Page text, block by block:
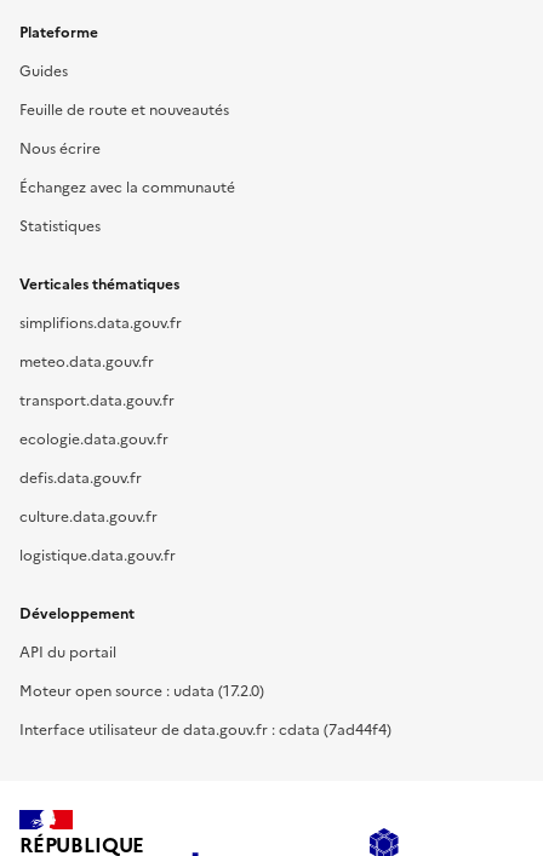
Plateforme
Guides
Feuille de route et nouveautés
Nous écrire
Échangez avec la communauté
Statistiques
Verticales thématiques
simplifions.data.gouv.fr
meteo.data.gouv.fr
transport.data.gouv.fr
ecologie.data.gouv.fr
defis.data.gouv.fr
culture.data.gouv.fr
logistique.data.gouv.fr
Développement
API du portail
Moteur open source : udata (17.2.0)
Interface utilisateur de data.gouv.fr : cdata (7ad44f4)
RÉPUBLIQUE